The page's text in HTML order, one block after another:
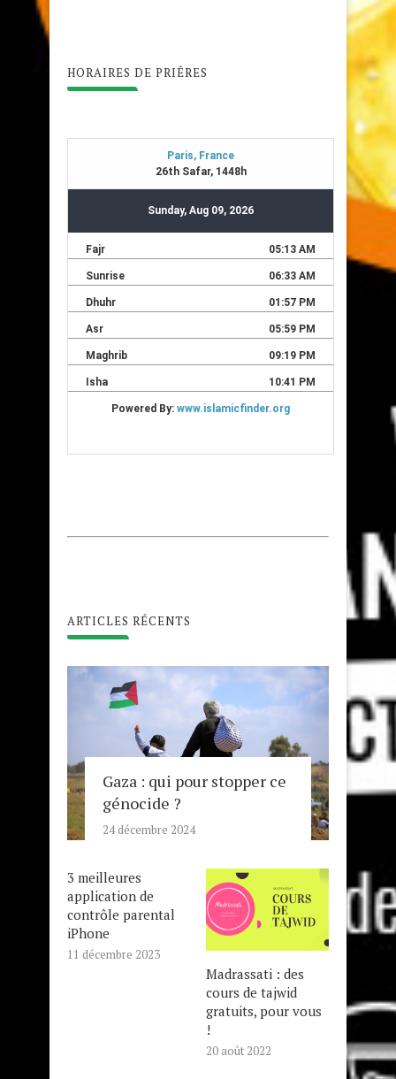
HORAIRES DE PRIÊRES
ARTICLES RÉCENTS
Gaza : qui pour stopper ce
génocide ?
24 décembre 2024
3 meilleures
application de
contrôle parental
iPhone
11 décembre 2023
Madrassati : des
cours de tajwid
gratuits, pour vous
!
20 août 2022